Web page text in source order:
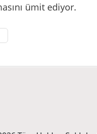
ümit ediyor.